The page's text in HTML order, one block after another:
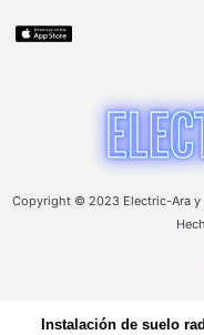
Copyright © 2023 Electric-Ara y
Instalación de suelo